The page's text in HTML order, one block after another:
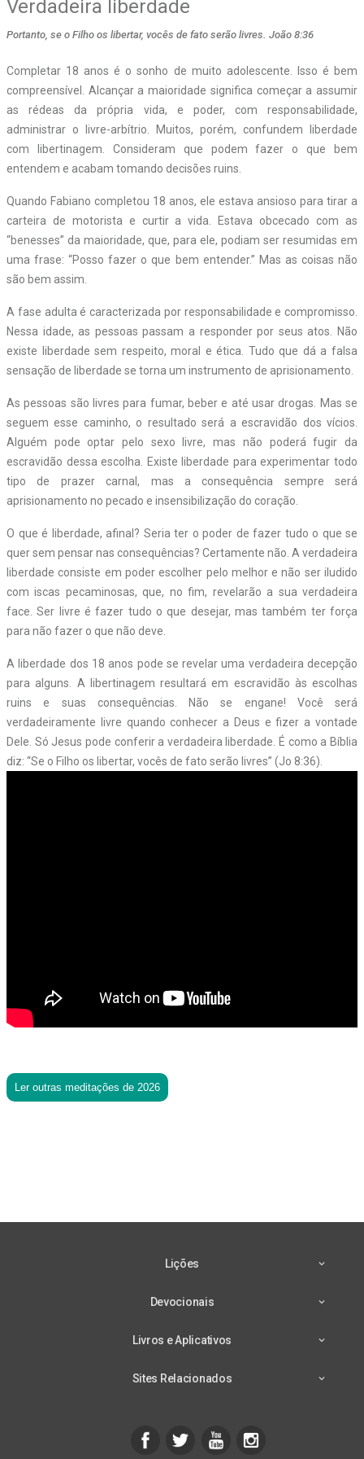
Verdadeira liberdade
Portanto, se o Filho os libertar, vocês de fato serão livres. João 8:36
Completar 18 anos é o sonho de muito adolescente. Isso é bem
compreensível. Alcançar a maioridade significa começar a assumir
as rédeas da própria vida, e poder, com responsabilidade,
administrar o livre-arbítrio. Muitos, porém, confundem liberdade
com libertinagem. Consideram que podem fazer o que bem
entendem e acabam tomando decisões ruins.
Quando Fabiano completou 18 anos, ele estava ansioso para tirar a
carteira de motorista e curtir a vida. Estava obcecado com as
“benesses” da maioridade, que, para ele, podiam ser resumidas em
uma frase: “Posso fazer o que bem entender.” Mas as coisas não
são bem assim.
A fase adulta é caracterizada por responsabilidade e compromisso.
Nessa idade, as pessoas passam a responder por seus atos. Não
existe liberdade sem respeito, moral e ética. Tudo que dá a falsa
sensação de liberdade se torna um instrumento de aprisionamento.
As pessoas são livres para fumar, beber e até usar drogas. Mas se
seguem esse caminho, o resultado será a escravidão dos vícios.
Alguém pode optar pelo sexo livre, mas não poderá fugir da
escravidão dessa escolha. Existe liberdade para experimentar todo
tipo de prazer carnal, mas a consequência sempre será
aprisionamento no pecado e insensibilização do coração.
O que é liberdade, afinal? Seria ter o poder de fazer tudo o que se
quer sem pensar nas consequências? Certamente não. A verdadeira
liberdade consiste em poder escolher pelo melhor e não ser iludido
com iscas pecaminosas, que, no fim, revelarão a sua verdadeira
face. Ser livre é fazer tudo o que desejar, mas também ter força
para não fazer o que não deve.
A liberdade dos 18 anos pode se revelar uma verdadeira decepção
para alguns. A libertinagem resultará em escravidão às escolhas
ruins e suas consequências. Não se engane! Você será
verdadeiramente livre quando conhecer a Deus e fizer a vontade
Dele. Só Jesus pode conferir a verdadeira liberdade. É como a Bíblia
diz: “Se o Filho os libertar, vocês de fato serão livres” (Jo 8:36).
Ler outras meditações de 2026
Lições
Devocionais
Livros e Aplicativos
Sites Relacionados